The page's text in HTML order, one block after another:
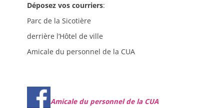
Déposez vos courriers:
Parc de la Sicotière
derrière l’Hôtel de ville
Amicale du personnel de la CUA
Amicale du personnel de la CUA